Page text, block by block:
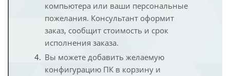
компьютера или ваши персональные
пожелания. Консультант оформит
заказ, сообщит стоимость и срок
исполнения заказа.
Вы можете добавить желаемую
конфигурацию ПК в корзину и